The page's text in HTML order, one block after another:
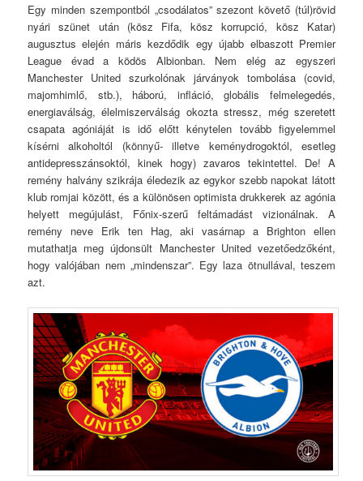
Egy minden szempontból „csodálatos” szezont követő (túl)rövid
nyári szünet után (kösz Fifa, kösz korrupció, kösz Katar)
augusztus elején máris kezdődik egy újabb elbaszott Premier
League évad a ködös Albionban. Nem elég az egyszeri
Manchester United szurkolónak járványok tombolása (covid,
majomhimlő, stb.), háború, infláció, globális felmelegedés,
energiaválság, élelmiszerválság okozta stressz, még szeretett
csapata agóniáját is idő előtt kénytelen tovább figyelemmel
kísérni alkoholtól (könnyű- illetve keménydrogoktól, esetleg
antidepresszánsoktól, kinek hogy) zavaros tekintettel. De! A
remény halvány szikrája éledezik az egykor szebb napokat látott
klub romjai között, és a különösen optimista drukkerek az agónia
helyett megújulást, Főnix-szerű feltámadást vizionálnak. A
remény neve Erik ten Hag, aki vasárnap a Brighton ellen
mutathatja meg újdonsült Manchester United vezetőedzőként,
hogy valójában nem „mindenszar”. Egy laza ötnullával, teszem
azt.